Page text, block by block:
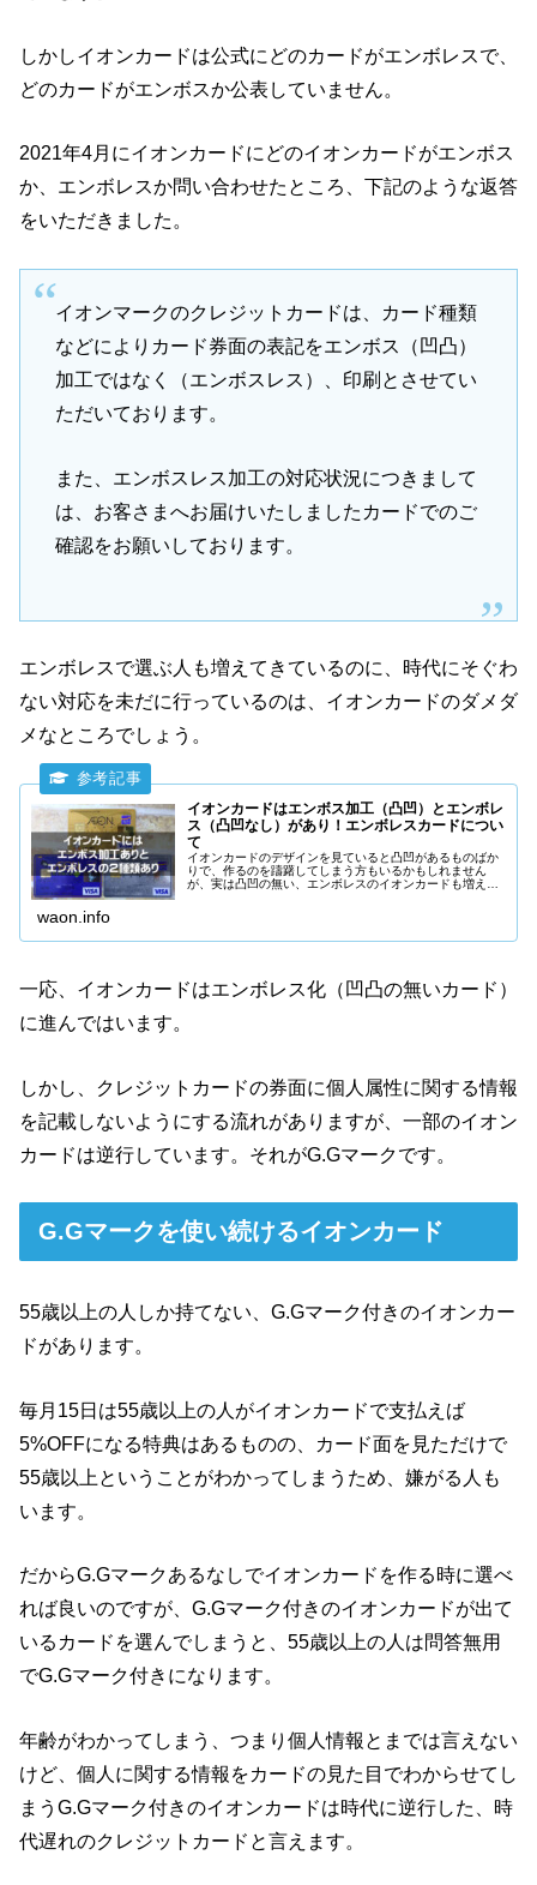
しかしイオンカードは公式にどのカードがエンボレスで、
どのカードがエンボスか公表していません。
2021年4月にイオンカードにどのイオンカードがエンボス
か、エンボレスか問い合わせたところ、下記のような返答
をいただきました。
イオンマークのクレジットカードは、カード種類
などによりカード券面の表記をエンボス（凹凸）
加工ではなく（エンボスレス）、印刷とさせてい
ただいております。
また、エンボスレス加工の対応状況につきまして
は、お客さまへお届けいたしましたカードでのご
確認をお願いしております。
エンボレスで選ぶ人も増えてきているのに、時代にそぐわ
ない対応を未だに行っているのは、イオンカードのダメダ
メなところでしょう。
イオンカードはエンボス加工（凸凹）とエンボレ
ス（凸凹なし）があり！エンボレスカードについ
て
イオンカードのデザインを見ていると凸凹があるものばか
りで、作るのを躊躇してしまう方もいるかもしれません
が、実は凸凹の無い、エンボレスのイオンカードも増えて
waon.info
一応、イオンカードはエンボレス化（凹凸の無いカード）
に進んではいます。
しかし、クレジットカードの券面に個人属性に関する情報
を記載しないようにする流れがありますが、一部のイオン
カードは逆行しています。それがG.Gマークです。
G.Gマークを使い続けるイオンカード
55歳以上の人しか持てない、G.Gマーク付きのイオンカー
ドがあります。
毎月15日は55歳以上の人がイオンカードで支払えば
5%OFFになる特典はあるものの、カード面を見ただけで
55歳以上ということがわかってしまうため、嫌がる人も
います。
だからG.Gマークあるなしでイオンカードを作る時に選べ
れば良いのですが、G.Gマーク付きのイオンカードが出て
いるカードを選んでしまうと、55歳以上の人は問答無用
でG.Gマーク付きになります。
年齢がわかってしまう、つまり個人情報とまでは言えない
けど、個人に関する情報をカードの見た目でわからせてし
まうG.Gマーク付きのイオンカードは時代に逆行した、時
代遅れのクレジットカードと言えます。